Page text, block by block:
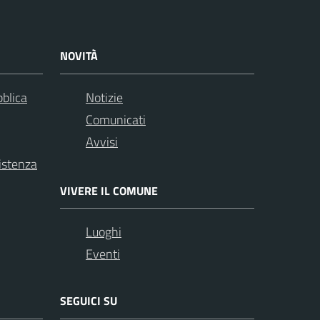
NOVITÀ
Notizie
Comunicati
Avvisi
VIVERE IL COMUNE
Luoghi
Eventi
SEGUICI SU